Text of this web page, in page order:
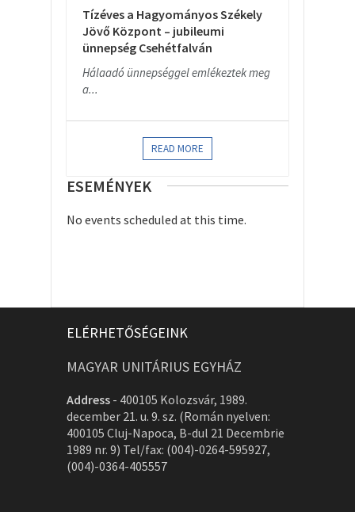
Tízéves a Hagyományos Székely
Jövő Központ – jubileumi
ünnepség Csehétfalván
Hálaadó ünnepséggel emlékeztek meg
a...
READ MORE
ESEMÉNYEK
No events scheduled at this time.
ELÉRHETŐSÉGEINK
MAGYAR UNITÁRIUS EGYHÁZ
Address - 400105 Kolozsvár, 1989.
december 21. u. 9. sz. (Román nyelven:
400105 Cluj-Napoca, B-dul 21 Decembrie
1989 nr. 9) Tel/fax: (004)-0264-595927,
(004)-0364-405557